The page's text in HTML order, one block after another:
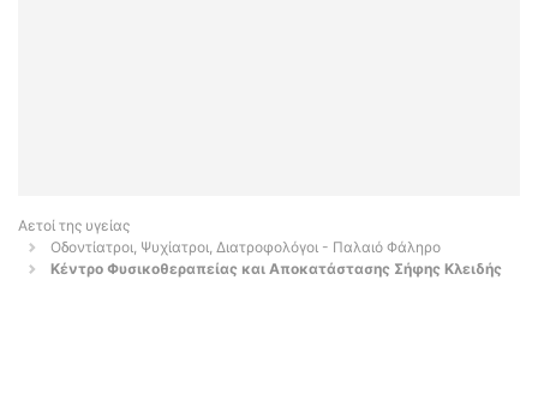
Αετοί της υγείας
Οδοντίατροι, Ψυχίατροι, Διατροφολόγοι - Παλαιό Φάληρο
Κέντρο Φυσικοθεραπείας και Αποκατάστασης Σήφης Κλειδής